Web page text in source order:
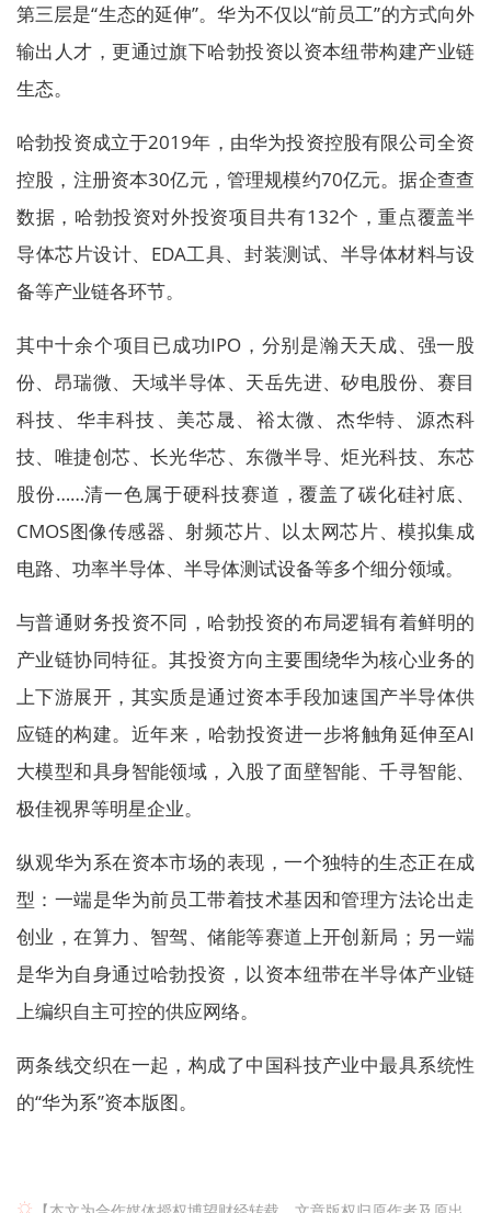
第三层是“生态的延伸”。华为不仅以“前员工”的方式向外
输出人才，更通过旗下哈勃投资以资本纽带构建产业链
生态。
哈勃投资成立于2019年，由华为投资控股有限公司全资
控股，注册资本30亿元，管理规模约70亿元。据企查查
数据，哈勃投资对外投资项目共有132个，重点覆盖半
导体芯片设计、EDA工具、封装测试、半导体材料与设
备等产业链各环节。
其中十余个项目已成功IPO，分别是瀚天天成、强一股
份、昂瑞微、天域半导体、天岳先进、矽电股份、赛目
科技、华丰科技、美芯晟、裕太微、杰华特、源杰科
技、唯捷创芯、长光华芯、东微半导、炬光科技、东芯
股份……清一色属于硬科技赛道，覆盖了碳化硅衬底、
CMOS图像传感器、射频芯片、以太网芯片、模拟集成
电路、功率半导体、半导体测试设备等多个细分领域。
与普通财务投资不同，哈勃投资的布局逻辑有着鲜明的
产业链协同特征。其投资方向主要围绕华为核心业务的
上下游展开，其实质是通过资本手段加速国产半导体供
应链的构建。近年来，哈勃投资进一步将触角延伸至AI
大模型和具身智能领域，入股了面壁智能、千寻智能、
极佳视界等明星企业。
纵观华为系在资本市场的表现，一个独特的生态正在成
型：一端是华为前员工带着技术基因和管理方法论出走
创业，在算力、智驾、储能等赛道上开创新局；另一端
是华为自身通过哈勃投资，以资本纽带在半导体产业链
上编织自主可控的供应网络。
两条线交织在一起，构成了中国科技产业中最具系统性
的“华为系”资本版图。